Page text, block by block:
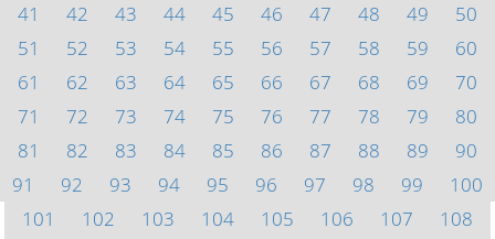
41
42 43 44 45 46 47 48 49
50
51
52 53 54 55 56 57 58 59
60
61
62 63 64 65 66 67 68 69
70
71
72 73 74 75 76 77 78 79
80
81
82 83 84 85 86 87 88 89
90
91
92 93 94 95 96 97 98 99
100
101
102 103 104 105 106 107
108